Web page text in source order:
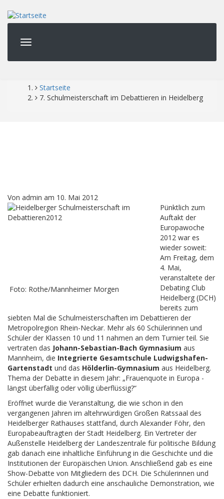
zum
Inhalt
Pfadnavigation
Startseite
7. Schulmeisterschaft im Debattieren in Heidelberg
Von admin am 10. Mai 2012
Foto: Rothe/Mannheimer Morgen
Pünktlich zum
Auftakt der
Europawoche
2012 war es
wieder soweit:
Am Freitag, dem
4. Mai,
veranstaltete der
Debating Club
Heidelberg (DCH)
bereits zum
siebten Mal die Schulmeisterschaften im Debattieren der
Metropolregion Rhein-Neckar. Mehr als 60 Schülerinnen und
Schüler der Klassen 10 und 11 nahmen an dem Turnier teil. Sie
vertraten das Johann-Sebastian-Bach Gymnasium aus
Mannheim, die Integrierte Gesamtschule Ludwigshafen-
Gartenstadt und das Hölderlin-Gymnasium aus Heidelberg.
Thema der Debatte in diesem Jahr: „Frauenquote in Europa -
längst überfällig oder völlig überflüssig?“
Eröffnet wurde die Veranstaltung, die wie schon in den
vergangenen Jahren im altehrwürdigen Großen Ratssaal des
Heidelberger Rathauses stattfand, durch Alexander Föhr, den
Europabeauftragten der Stadt Heidelberg. Ein Vertreter der
Außenstelle Heidelberg der Landeszentrale für politische Bildung
gab danach eine inhaltliche Einführung in die Geschichte und die
Institutionen der Europäischen Union. Anschließend gab es eine
Show-Debatte von Mitgliedern des DCH. Die Schülerinnen und
Schüler erhielten dadurch eine anschauliche Demonstration, wie
eine Debatte funktioniert.